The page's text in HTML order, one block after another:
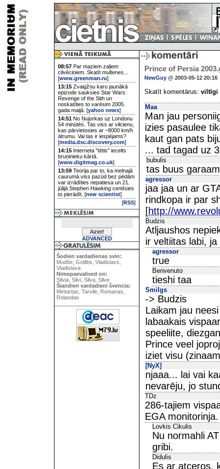
08:57 Par maziem zaļiem
cilvēciņiem. Skatīt multenes...
[www.greenman.ru]
13:15 Zvaigžņu karu jaunākā
epizode sauksies Star Wars:
Revenge of the Sith un
noskatīties to varēsim 2005.
gada maijā. [yahoo news]
14:51 No Ņujorkas uz Londonu
54 minūtēs. Tas viss ar vilcienu,
kas pārvietosies ar ~8000 km/h
ātrumu. Vai tas ir iespējams?
[media.dsc.discovery.com]
14:15 Interneta "tētis" iecelts
bruņinieku kārtā.
[www.digitmag.co.uk]
13:59 Teorija par to, ka melnajā
caurumā viss pazūd bez pēdām
var izrādīties nepatiesa un 21.
jūlijā Stephen Hawking centīsies
to pierādīt. [new scientist]
[RSS]
ADVANCED
Šodien vardadienas svin:
Mudīte, Gotlibs, Vladislavs,
Vladislava
Nimepaevalised on:
Silvia, Silvi, Silva, Silve
Šiandien vardadieni švencia:
Mintartas, Tarvilė, Romanas,
Rolandas
Prince of Persia
NewGuy @ 2003-05-12 20:16
Skatīt komentārus: viltīgi
Maa
Man jau
izies pasaulee
kaut gan pats
... tad tagad uz
bubulis
tas buus
agressor
jaa jaa un ar
rindkopa ir par
[http://
Budzis
Atljaushos
ir veltiitas labi,
agressor
true
Benvenuto
tieshi taa
Smilgs
-> Budzis
Laikam jau
labaakais
speeliite,
Prince veel
iziet visu
[NyX]
njaaa... lai vai
nevarēju, jo
TDz
286-tajiem
EGA monitorinja.
Lovkis Cikulis
Nu normahli
gribi.
Didulis
Es ar atceros,